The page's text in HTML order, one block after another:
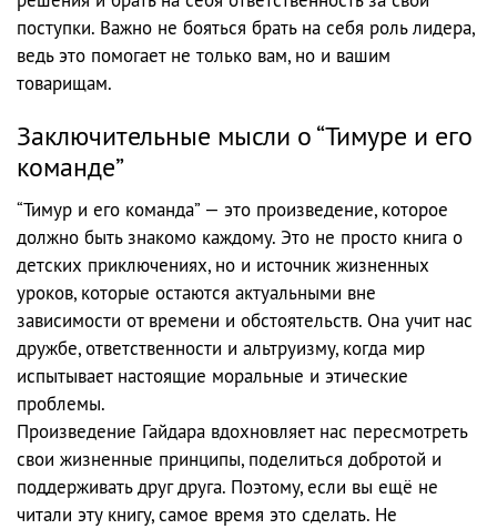
поступки. Важно не бояться брать на себя роль лидера,
ведь это помогает не только вам, но и вашим
товарищам.
Заключительные мысли о “Тимуре и его
команде”
“Тимур и его команда” — это произведение, которое
должно быть знакомо каждому. Это не просто книга о
детских приключениях, но и источник жизненных
уроков, которые остаются актуальными вне
зависимости от времени и обстоятельств. Она учит нас
дружбе, ответственности и альтруизму, когда мир
испытывает настоящие моральные и этические
проблемы.
Произведение Гайдара вдохновляет нас пересмотреть
свои жизненные принципы, поделиться добротой и
поддерживать друг друга. Поэтому, если вы ещё не
читали эту книгу, самое время это сделать. Не